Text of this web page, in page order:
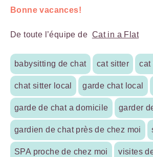
Bonne vacances!
De toute l’équipe de Cat in a Flat
babysitting de chat cat sitter cat
chat sitter local garde chat local
garde de chat a domicile garder
gardien de chat près de chez moi
SPA proche de chez moi visites